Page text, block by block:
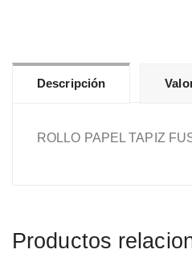
Descripción
ROLLO PAPEL TAPIZ
Productos